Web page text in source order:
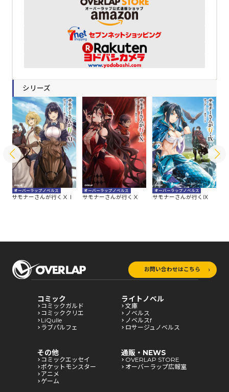
シリーズ
オーバーラップノベルス
サモナーさんが行くⅩⅠ
オーバーラップノベルス
サモナーさんが行くⅩ
オーバーラップノベルス
サモナーさんが行くⅨ
お問い合わせはこちら
コミック
コミックガルド
コミッククリエ
LiQulle
ラブパルフェ
ライトノベル
文庫
ノベルス
ノベルスf
ロサージュノベルス
その他
コミックエッセイ
ポケットモンスター
アニメ
ゲーム
通販・NEWS
OVERLAP STORE
オーバーラップ広報室